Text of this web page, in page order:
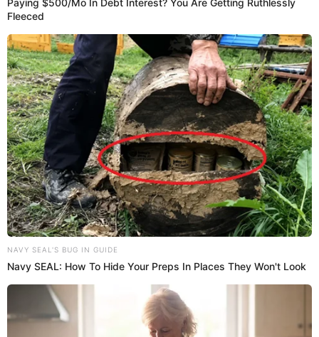
cuando quiera dar sus pasos. Déjala que baile con faldas
nuevo".
PUEDES VER:
¿Qué pasó? Romina Gachoy revela por qué TODO
acabó con Jean Paul Santa María: "Nos
separamos hace 2 meses"
Romina Gachoy viajará al extranjero
tras separación con Jean Paul Santa
María
En una entrevista a Trome, Romina Gachoy contó que
viajará al extranjero por temas laborales y dio una pista del
por qué se habría terminado su relación sentimental con
Jean Paul Santa María. Como se sabe, su ahora expareja
incursionó en La Gran Orquesta Internacional y ella lo
apoyó incondicionalmente. ¿Él la apoyaba?